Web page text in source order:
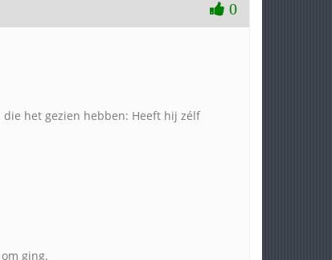
0
die het gezien hebben: Heeft hij zélf
ging.